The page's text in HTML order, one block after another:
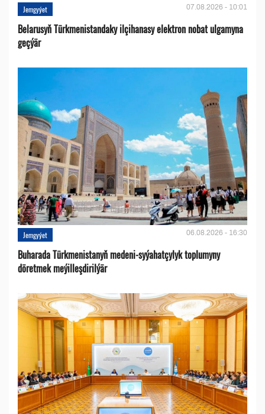
Jemgyýet 07.08.2026 - 10:01
Belarusyň Türkmenistandaky ilçihanasy elektron nobat ulgamyna
geçýär
Jemgyýet 06.08.2026 - 16:30
Buharada Türkmenistanyň medeni-syýahatçylyk toplumyny
döretmek meýilleşdirilýär